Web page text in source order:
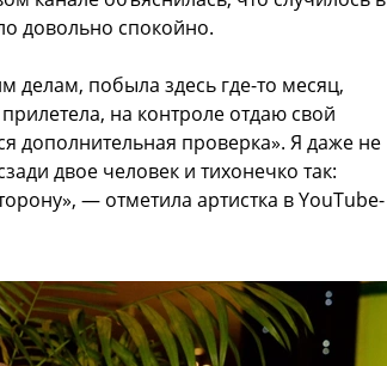
довольно спокойно.
делам, побыла здесь где-то месяц,
на контроле отдаю свой
дополнительная проверка». Я даже не
двое человек и тихонечко так:
— отметила артистка в YouTube-